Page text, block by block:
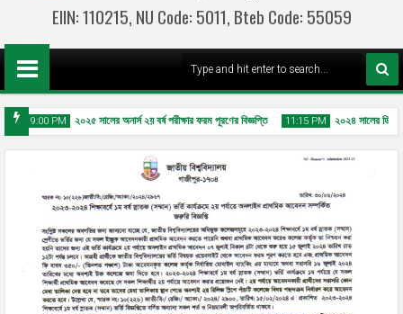
EIIN: 110215, NU Code: 5011, Bteb Code: 55059
9:00 PM
04 Jul
2026
২০২৫ সালের অনার্স ২য় বর্ষ পরীক্ষার ফরম পূরণের বিজ্ঞপ্তি 11:15 PM
18 May
2026
২০২৪ সালের ডিগ্রী